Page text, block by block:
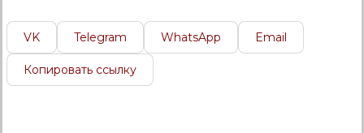
VK Telegram WhatsApp Email
Копировать ссылку